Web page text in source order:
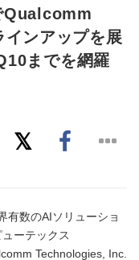
Qualcomm
ンアップを展
までを網羅
有数のAIソリューショ
ーテックス
Technologies, Inc.